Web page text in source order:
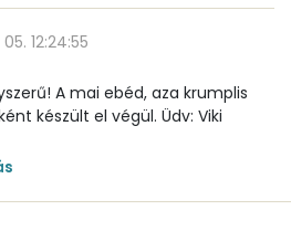
9 mg
12:24:55
A mai ebéd, aza krumplis
készült el végül. Üdv: Viki